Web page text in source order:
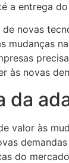
a entrega
novas
mudanças
às novas
da
valor às
do